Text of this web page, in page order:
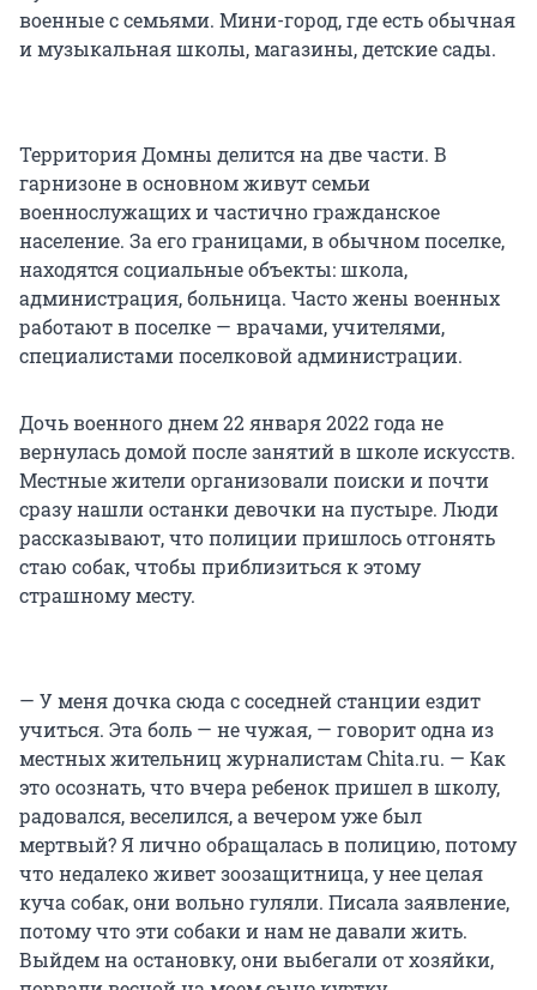
военные с семьями. Мини-город, где есть обычная
и музыкальная школы, магазины, детские сады.
Территория Домны делится на две части. В
гарнизоне в основном живут семьи
военнослужащих и частично гражданское
население. За его границами, в обычном поселке,
находятся социальные объекты: школа,
администрация, больница. Часто жены военных
работают в поселке — врачами, учителями,
специалистами поселковой администрации.
Дочь военного днем 22 января 2022 года не
вернулась домой после занятий в школе искусств.
Местные жители организовали поиски и почти
сразу нашли останки девочки на пустыре. Люди
рассказывают, что полиции пришлось отгонять
стаю собак, чтобы приблизиться к этому
страшному месту.
— У меня дочка сюда с соседней станции ездит
учиться. Эта боль — не чужая, — говорит одна из
местных жительниц журналистам Chita.ru. — Как
это осознать, что вчера ребенок пришел в школу,
радовался, веселился, а вечером уже был
мертвый? Я лично обращалась в полицию, потому
что недалеко живет зоозащитница, у нее целая
куча собак, они вольно гуляли. Писала заявление,
потому что эти собаки и нам не давали жить.
Выйдем на остановку, они выбегали от хозяйки,